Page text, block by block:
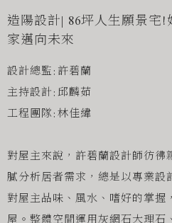
造陽設計| 86坪人生願景宅
家邁向未來
設計總監:許碧蘭
主持設計:邱麟茹
工程團隊:林佳緯
對屋主來說，許碧蘭設計師彷
膩分析居者需求，總是以專業
對屋主品味、風水、嗜好的掌